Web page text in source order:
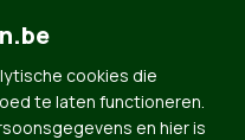
toekomst." - David
cookies die
te laten functioneren.
en hier is